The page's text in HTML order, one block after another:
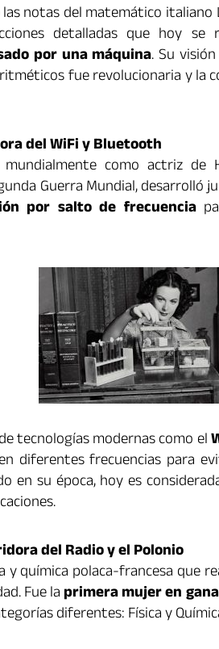
notas del matemático
detalladas que hoy se
por una máquina. Su
fue revolucionaria y la
del WiFi y Bluetooth
mundialmente como actriz
Guerra Mundial, desarrolló
por salto de frecuencia
tecnologías modernas como el
diferentes frecuencias para
en su época, hoy es
del Radio y el Polonio
y química polaca-francesa que
Fue laprimera mujer en
diferentes: Física y